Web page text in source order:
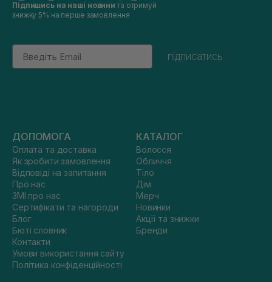
Підпишись на наші новини та отримуй
знижку 5% на перше замовлення
Email
підписатись
ДОПОМОГА
Оплата та доставка
Як зробити замовлення
Відповіді на запитання
Про нас
ЗМІ про нас
Сертифікати та нагороди
Блог
Бюті словник
Контакти
Умови використання сайту
Політика конфіденційності
КАТАЛОГ
Волосся
Обличчя
Тіло
Дім
Мерч
Новинки
Акції та знижки
Бренди